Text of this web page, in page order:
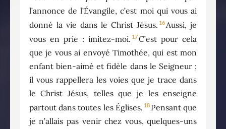
l’annonce de l’Évangile, c’est moi qui vous ai
donné la vie dans le Christ Jésus. 16 Aussi, je
vous en prie : imitez-moi. 17C’est pour cela
que je vous ai envoyé Timothée, qui est mon
enfant bien-aimé et fidèle dans le Seigneur ;
il vous rappellera les voies que je trace dans
le Christ Jésus, telles que je les enseigne
partout dans toutes les Églises. 18 Pensant que
je n’allais pas venir chez vous, quelques-uns